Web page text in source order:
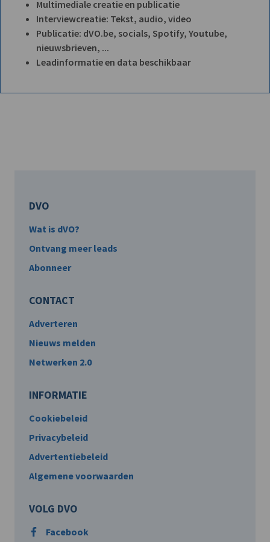
Multimediale creatie en publicatie
Interviewcreatie: Tekst, audio, video
Publicatie: dVO.be, socials, Spotify, Youtube,
nieuwsbrieven, ...
Leadinformatie en data beschikbaar
DVO
Wat is dVO?
Ontvang meer leads
Abonneer
CONTACT
Adverteren
Nieuws melden
Netwerken 2.0
INFORMATIE
Cookiebeleid
Privacybeleid
Advertentiebeleid
Algemene voorwaarden
VOLG DVO
Facebook